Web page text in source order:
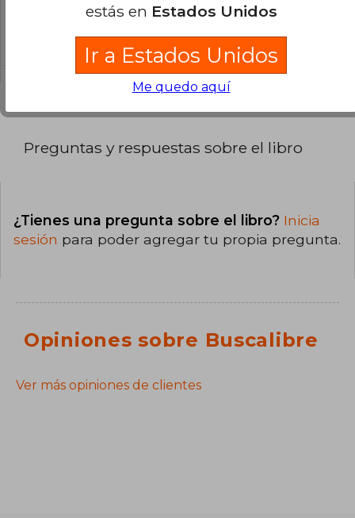
La encuadernación de esta edición es Tapa
Preguntas y respuestas sobre el libro
¿Tienes una pregunta sobre el libro? Inicia
sesión para poder agregar tu propia pregunta.
Opiniones sobre Buscalibre
Ver más opiniones de clientes
estás en Estados Unidos
Ir a Estados Unidos
Me quedo aquí